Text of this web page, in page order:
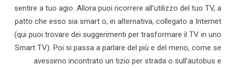
sentire a tuo agio. Allora puoi ricorrere all’utilizzo del tuo TV, a
patto che esso sia smart o, in alternativa, collegato a Internet
(qui puoi trovare dei suggerimenti per trasformare il TV in uno
Smart TV). Poi si passa a parlare del più e del meno, come se
avessimo incontrato un tizio per strada o sull’autobus e